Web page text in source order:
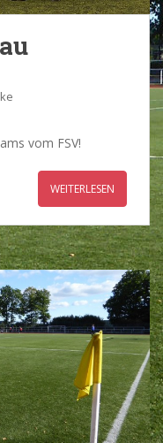
vom FSV!
WEITERLESEN